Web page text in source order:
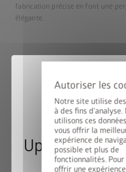
Notre site utilise
à des fins d'analyse.
utilisons ces
vous offrir la
expérience de
possible et plus de
fonctionnalités. Pour
offrir une expérience
fabrication précise en font une
élégante.
Produit DIY de
pour la pergola
Élue produit de l’année dans la
lecteurs du magazine professionnel
Upgrade Deal
cadre